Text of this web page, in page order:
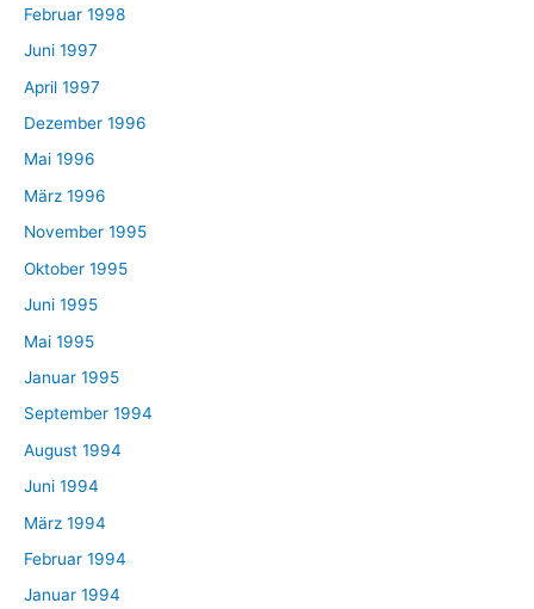
Februar 1998
Juni 1997
April 1997
Dezember 1996
Mai 1996
März 1996
November 1995
Oktober 1995
Juni 1995
Mai 1995
Januar 1995
September 1994
August 1994
Juni 1994
März 1994
Februar 1994
Januar 1994